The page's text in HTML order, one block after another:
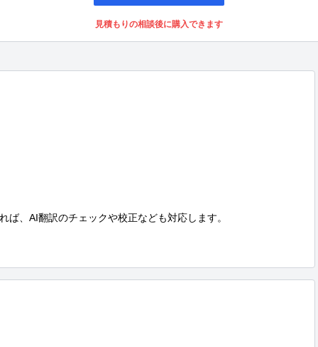
見積もりの相談後に購入できます
ば、AI翻訳のチェックや校正なども対応します。